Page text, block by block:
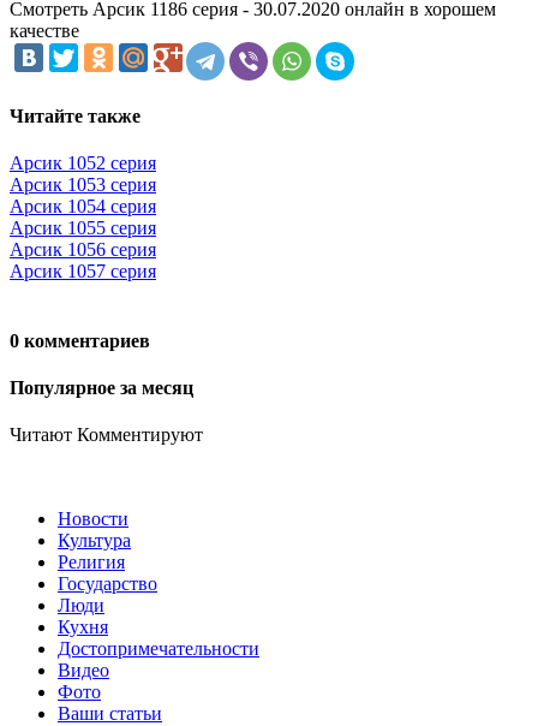
Смотреть Арсик 1186 серия - 30.07.2020 онлайн в хорошем
качестве
Читайте также
Арсик 1052 серия
Арсик 1053 серия
Арсик 1054 серия
Арсик 1055 серия
Арсик 1056 серия
Арсик 1057 серия
0 комментариев
Популярное за месяц
Читают Комментируют
Новости
Культура
Религия
Государство
Люди
Кухня
Достопримечательности
Видео
Фото
Ваши статьи